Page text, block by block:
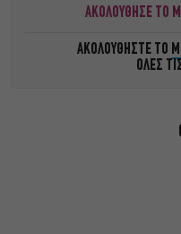
ΑΚΟΛΟΥΘΗΣΕ ΤΟ
ΑΚΟΛΟΥΘΗΣΤΕ ΤΟ
ΟΛΕΣ